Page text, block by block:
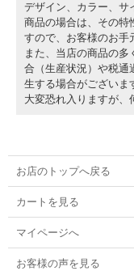
デザイン、カラー、サ
商品の場合は、その特
すので、お客様のお手
また、当店の商品の
合（生産状況）や税通
生する場合がございま
大変恐れ入りますが、
お店のトップへ戻る
カートを見る
マイページへ
お客様の声を見る